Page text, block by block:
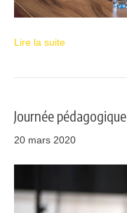
Lire la suite
Journée pédagogique
20 mars 2020